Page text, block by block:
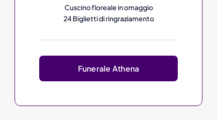
Cuscino floreale in omaggio
24 Biglietti di ringraziamento
Funerale Athena